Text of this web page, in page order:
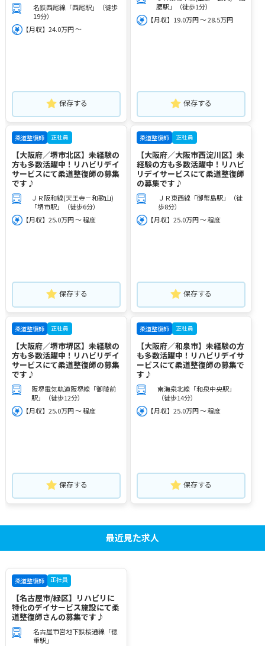
名鉄西尾線「西尾駅」（徒歩
19分）
【月収】24.0万円 ～
保存する
腰駅」（徒歩1分）
【月収】19.0万円 ～ 28.5万円
保存する
柔道整復師 正社員
【大阪府／堺市北区】未経験の
方も多数活躍中！リハビリデイ
サービスにて柔道整復師の募集
です♪
ＪＲ阪和線(天王寺－和歌山)
「堺市駅」（徒歩6分）
【月収】25.0万円 ～ 程度
保存する
柔道整復師 正社員
【大阪府／大阪市西淀川区】未
経験の方も多数活躍中！リハビ
リデイサービスにて柔道整復師
の募集です♪
ＪＲ東西線「御幣島駅」（徒
歩8分）
【月収】25.0万円 ～ 程度
保存する
柔道整復師 正社員
【大阪府／堺市堺区】未経験の
方も多数活躍中！リハビリデイ
サービスにて柔道整復師の募集
です♪
阪堺電気軌道阪堺線「御陵前
駅」（徒歩12分）
【月収】25.0万円 ～ 程度
保存する
柔道整復師 正社員
【大阪府／和泉市】未経験の方
も多数活躍中！リハビリデイサ
ービスにて柔道整復師の募集で
す♪
南海泉北線「和泉中央駅」
（徒歩14分）
【月収】25.0万円 ～ 程度
保存する
最近見た求人
柔道整復師 正社員
【名古屋市/緑区】リハビリに
特化のデイサービス施設にて柔
道整復師さんの募集です♪
名古屋市営地下鉄桜通線「徳
重駅」